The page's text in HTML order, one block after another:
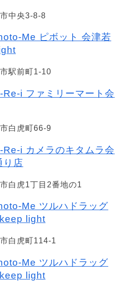
中央3-8-8
Me ピボット 会津若
駅前町1-10
i ファミリーマート会
白虎町66-9
i カメラのキタムラ会
り店
白虎1丁目2番地の1
Me ツルハドラッグ
light
白虎町114-1
Me ツルハドラッグ
light